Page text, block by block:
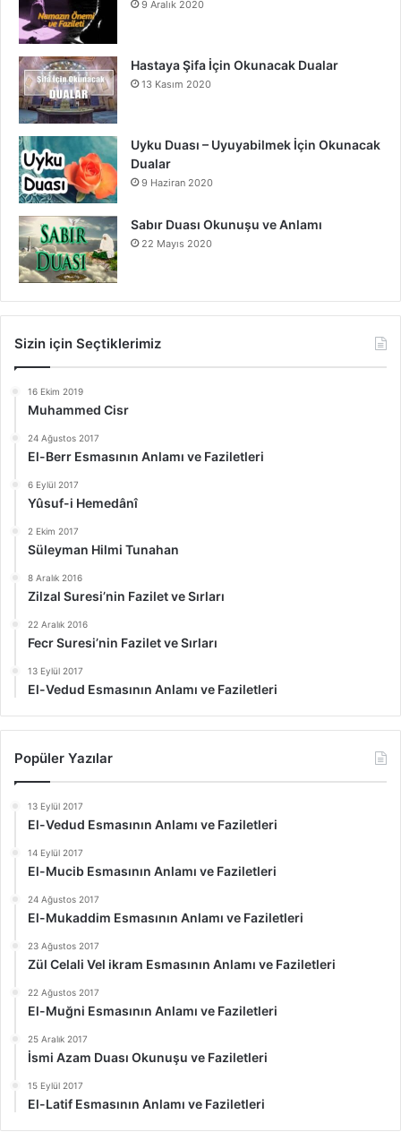
9 Aralık 2020
Hastaya Şifa İçin Okunacak Dualar
13 Kasım 2020
Uyku Duası – Uyuyabilmek İçin Okunacak
Dualar
9 Haziran 2020
Sabır Duası Okunuşu ve Anlamı
22 Mayıs 2020
Sizin için Seçtiklerimiz
16 Ekim 2019
Muhammed Cisr
24 Ağustos 2017
El-Berr Esmasının Anlamı ve Faziletleri
6 Eylül 2017
Yûsuf-i Hemedânî
2 Ekim 2017
Süleyman Hilmi Tunahan
8 Aralık 2016
Zilzal Suresi’nin Fazilet ve Sırları
22 Aralık 2016
Fecr Suresi’nin Fazilet ve Sırları
13 Eylül 2017
El-Vedud Esmasının Anlamı ve Faziletleri
Popüler Yazılar
13 Eylül 2017
El-Vedud Esmasının Anlamı ve Faziletleri
14 Eylül 2017
El-Mucib Esmasının Anlamı ve Faziletleri
24 Ağustos 2017
El-Mukaddim Esmasının Anlamı ve Faziletleri
23 Ağustos 2017
Zül Celali Vel ikram Esmasının Anlamı ve Faziletleri
22 Ağustos 2017
El-Muğni Esmasının Anlamı ve Faziletleri
25 Aralık 2017
İsmi Azam Duası Okunuşu ve Faziletleri
15 Eylül 2017
El-Latif Esmasının Anlamı ve Faziletleri